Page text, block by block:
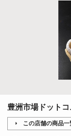
豊洲市場ドットコ
この店舗の商品一